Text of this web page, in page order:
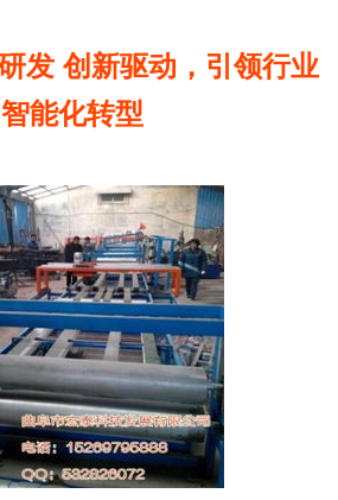
发 创新驱动，引领行业
智能化转型